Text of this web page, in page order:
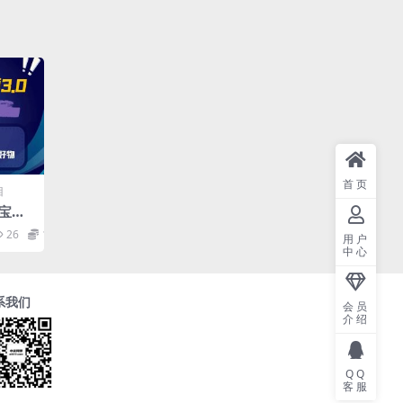
逛
，新
白嫖
26 10
我们
首页
用户
中心
会员
介绍
QQ
客服